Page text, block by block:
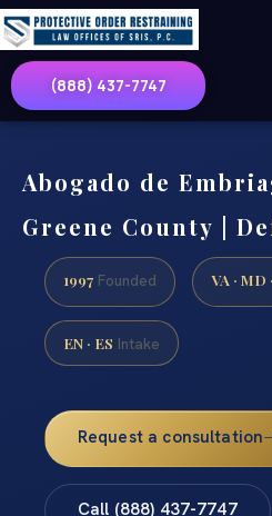
(888) 437-7747
Abogado de
Greene County |
1997 Founded VA · MD
EN · ES Intake
Request a consultation
Call (888) 437-7747